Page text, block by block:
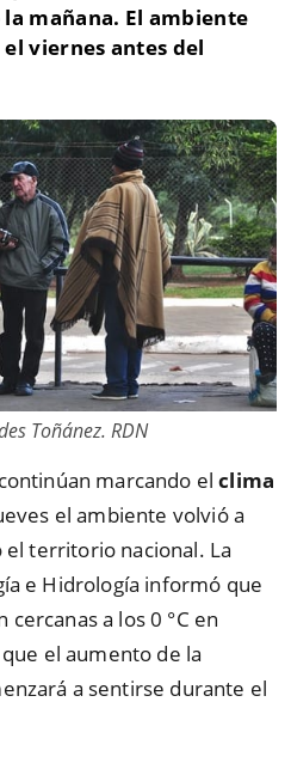
mañana. El ambiente
viernes antes del
Toñánez. RDN
marcando elclima
el ambiente volvió a
territorio nacional. La
e Hidrología informó que
a los 0 °C en
el aumento de la
a sentirse durante el